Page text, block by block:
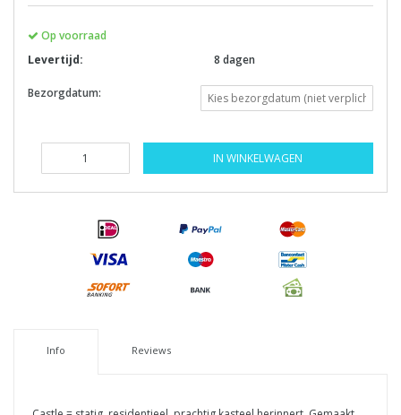
Op voorraad
Levertijd:
8 dagen
Bezorgdatum:
IN WINKELWAGEN
Info Reviews